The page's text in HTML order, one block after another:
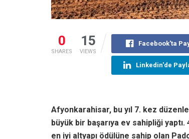
0
SHARES
15
VIEWS
Facebook'ta
Linkedin'de
Afyonkarahisar, bu yıl 7. kez
büyük bir başarıya ev sahipliği yaptı.
en iyi altyapı ödülüne sahip olan